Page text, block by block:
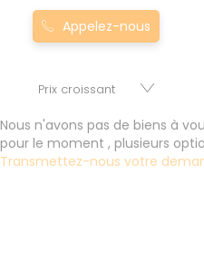
Montgermont... Nos appartement T0 à townmarcillu00e9-
robert0marcillu00e9-robert sont proposés au
disposition parkings, cessions
et murs.
Appelez-nous
Nous n'avons pas de biens à
pour le moment , plusieurs
Transmettez-nous votre